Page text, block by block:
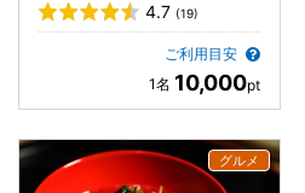
4.7 (19)
ご利用目安
10,000